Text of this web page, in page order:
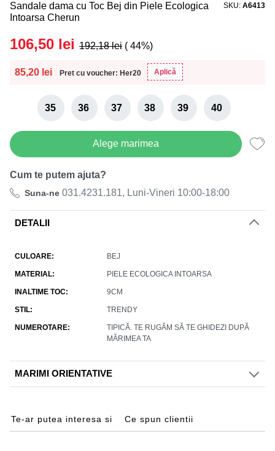
Sandale dama cu Toc Bej din Piele Ecologica
Intoarsa Cherun
SKU A6413
85,20 lei Pret cu voucher: Her20 Aplică
106,50 lei 192,18lei ( 44%)
35 36 37 38 39 40
Alege marimea
Cum te putem ajuta?
Suna-ne 031.4231.181, Luni-Vineri 10:00-18:00
DETALII
CULOARE BEJ
MATERIAL PIELE ECOLOGICA INTOARSA
INALTIME TOC 9CM
STIL TRENDY
NUMEROTARE
TIPICĂ. TE RUGĂM SĂ TE GHIDEZI DUPĂ
MĂRIMEA TA
MARIMI ORIENTATIVE
Te-ar putea interesa si Ce spun clientii